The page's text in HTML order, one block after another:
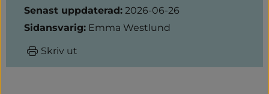
Senast uppdaterad: 2026-06-26
Sidansvarig: Emma Westlund
Skriv ut